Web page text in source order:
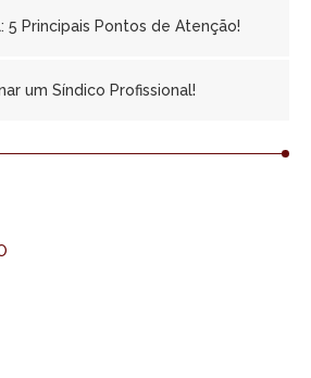
5 Principais Pontos de Atenção!
um Síndico Profissional!